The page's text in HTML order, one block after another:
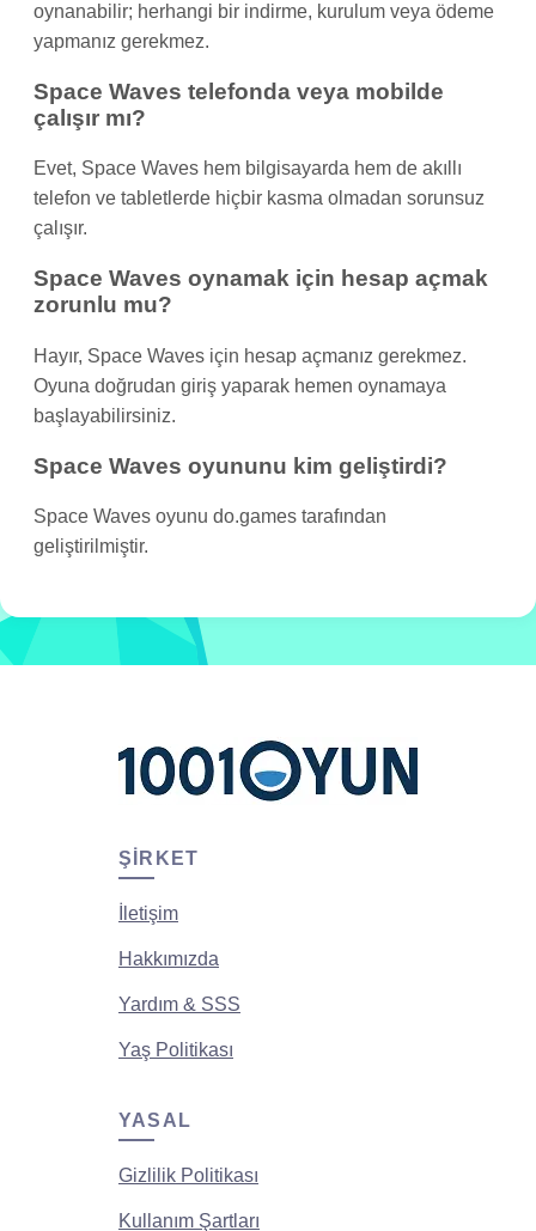
oynanabilir; herhangi bir indirme, kurulum veya ödeme
yapmanız gerekmez.
Space Waves telefonda veya mobilde
çalışır mı?
Evet, Space Waves hem bilgisayarda hem de akıllı
telefon ve tabletlerde hiçbir kasma olmadan sorunsuz
çalışır.
Space Waves oynamak için hesap açmak
zorunlu mu?
Hayır, Space Waves için hesap açmanız gerekmez.
Oyuna doğrudan giriş yaparak hemen oynamaya
başlayabilirsiniz.
Space Waves oyununu kim geliştirdi?
Space Waves oyunu do.games tarafından
geliştirilmiştir.
ŞIRKET
İletişim
Hakkımızda
Yardım & SSS
Yaş Politikası
YASAL
Gizlilik Politikası
Kullanım Şartları